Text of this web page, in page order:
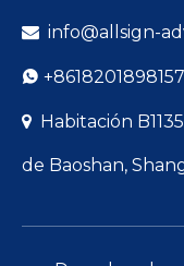
 info@allsign-
 +8618201898157
 Habitación
de Baoshan,